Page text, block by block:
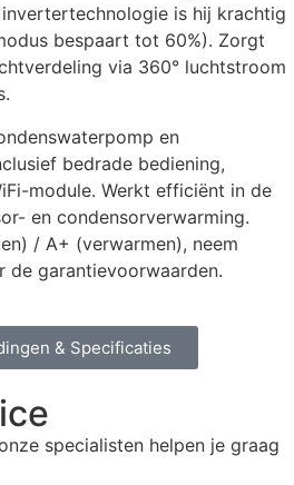
is hij krachtig
bespaart tot 60%). Zorgt
via 360° luchtstroom
en
bedrade bediening,
module. Werkt efficiënt in de
en condensorverwarming.
/ A+ (verwarmen), neem
garantievoorwaarden.
& Specificaties
specialisten helpen je graag